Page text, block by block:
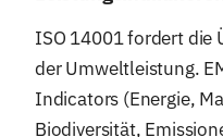
ISO 14001 fordert die
der Umweltleistung.
Indicators (Energie,
Biodiversität,